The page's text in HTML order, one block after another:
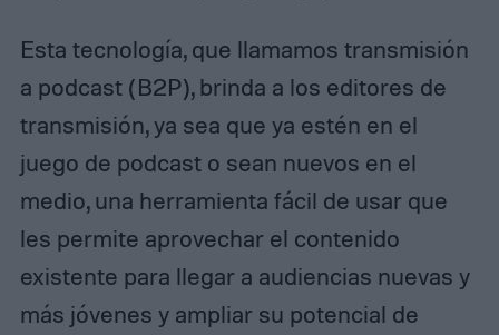
Esta tecnología, que llamamos transmisión
a podcast (B2P), brinda a los editores de
transmisión, ya sea que ya estén en el
juego de podcast o sean nuevos en el
medio, una herramienta fácil de usar que
les permite aprovechar el contenido
existente para llegar a audiencias nuevas y
más jóvenes y ampliar su potencial de